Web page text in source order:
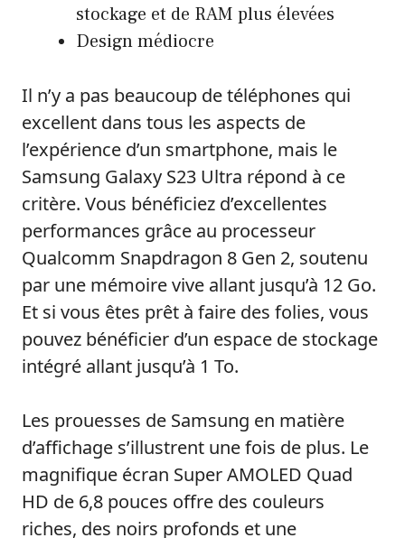
stockage et de RAM plus élevées
Design médiocre
Il n’y a pas beaucoup de téléphones qui
excellent dans tous les aspects de
l’expérience d’un smartphone, mais le
Samsung Galaxy S23 Ultra répond à ce
critère. Vous bénéficiez d’excellentes
performances grâce au processeur
Qualcomm Snapdragon 8 Gen 2, soutenu
par une mémoire vive allant jusqu’à 12 Go.
Et si vous êtes prêt à faire des folies, vous
pouvez bénéficier d’un espace de stockage
intégré allant jusqu’à 1 To.
Les prouesses de Samsung en matière
d’affichage s’illustrent une fois de plus. Le
magnifique écran Super AMOLED Quad
HD de 6,8 pouces offre des couleurs
riches, des noirs profonds et une